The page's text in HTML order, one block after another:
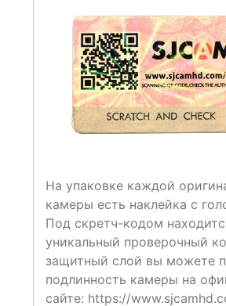
На упаковке каждой
камеры есть наклейка с
Под скретч-кодом
уникальный проверочный
защитный слой вы можете
подлинность камеры на
сайте: https://